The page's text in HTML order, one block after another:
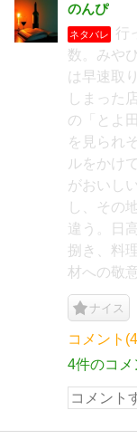
のんぴ
ネタバレ
行
数。みや
は早速取
しまった
の「とよ
を見られ
ルをかけ
がおいし
し、その
違う。日
捌き、料
材への敬
ナイス
コメント
4件のコメ